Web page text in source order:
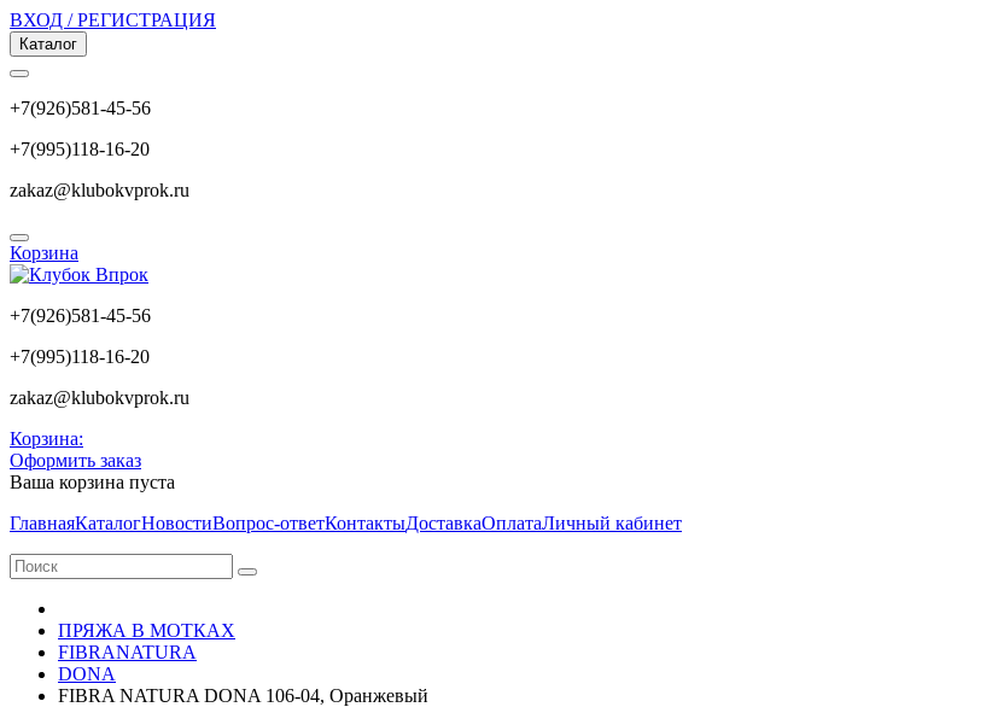
ВХОД / РЕГИСТРАЦИЯ
Каталог
+7(926)581-45-56
+7(995)118-16-20
zakaz@klubokvprok.ru
Корзина
+7(926)581-45-56
+7(995)118-16-20
zakaz@klubokvprok.ru
Корзина:
Оформить заказ
Ваша корзина пуста
ГлавнаяКаталогНовостиВопрос-ответКонтактыДоставкаОплатаЛичный кабинет
ПРЯЖА В МОТКАХ
FIBRANATURA
DONA
FIBRA NATURA DONA 106-04, Оранжевый